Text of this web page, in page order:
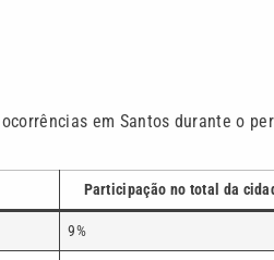
em Santos durante o
Participação no total da
9%